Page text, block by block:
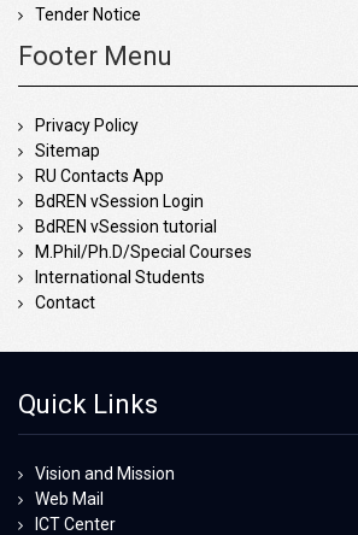
Tender Notice
Footer Menu
Privacy Policy
Sitemap
RU Contacts App
BdREN vSession Login
BdREN vSession tutorial
M.Phil/Ph.D/Special Courses
International Students
Contact
Quick Links
Vision and Mission
Web Mail
ICT Center